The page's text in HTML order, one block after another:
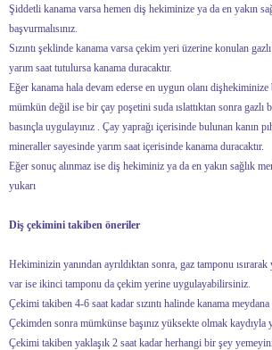
Şiddetli kanama varsa hemen diş hekiminize ya da en yakın
başvurmalısınız.
Sızıntı şeklinde kanama varsa çekim yeri üzerine konulan
yarım saat tutulursa kanama duracaktır.
Eğer kanama hala devam ederse en uygun olanı dişhekiminize
mümkün değil ise bir çay poşetini suda ıslattıktan sonra gazlı
basınçla uygulayınız . Çay yaprağı içerisinde bulunan kanın
mineraller sayesinde yarım saat içerisinde kanama duracaktır.
Eğer sonuç alınmaz ise diş hekiminiz ya da en yakın sağlık
yukarı
Diş çekimini takiben öneriler
Hekiminizin yanından ayrıldıktan sonra, gaz tamponu
var ise ikinci tamponu da çekim yerine uygulayabilirsiniz.
Çekimi takiben 4-6 saat kadar sızıntı halinde kanama
Çekimden sonra mümkünse başınız yüksekte olmak kaydıyla
Çekimi takiben yaklaşık 2 saat kadar herhangi bir şey